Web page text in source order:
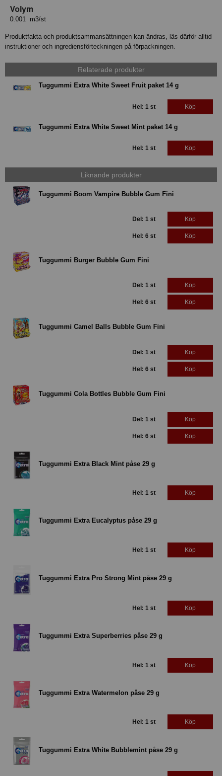
Volym
0.001 m3/st
Produktfakta och produktsammansättningen kan ändras, läs därför alltid
instruktioner och ingrediensförteckningen på förpackningen.
Relaterade produkter
Tuggummi Extra White Sweet Fruit paket 14 g
Hel: 1 st Köp
Tuggummi Extra White Sweet Mint paket 14 g
Hel: 1 st Köp
Liknande produkter
Tuggummi Boom Vampire Bubble Gum Fini
Del: 1 st Köp
Hel: 6 st Köp
Tuggummi Burger Bubble Gum Fini
Del: 1 st Köp
Hel: 6 st Köp
Tuggummi Camel Balls Bubble Gum Fini
Del: 1 st Köp
Hel: 6 st Köp
Tuggummi Cola Bottles Bubble Gum Fini
Del: 1 st Köp
Hel: 6 st Köp
Tuggummi Extra Black Mint påse 29 g
Hel: 1 st Köp
Tuggummi Extra Eucalyptus påse 29 g
Hel: 1 st Köp
Tuggummi Extra Pro Strong Mint påse 29 g
Hel: 1 st Köp
Tuggummi Extra Superberries påse 29 g
Hel: 1 st Köp
Tuggummi Extra Watermelon påse 29 g
Hel: 1 st Köp
Tuggummi Extra White Bubblemint påse 29 g